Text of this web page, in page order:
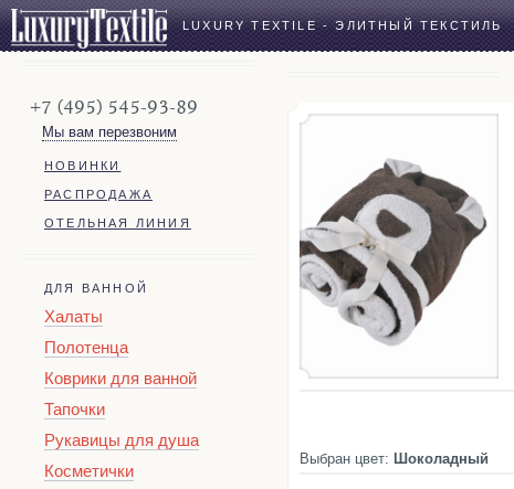
LUXURY TEXTILE - ЭЛИТНЫЙ ТЕКСТИЛЬ
+7 (495) 545-93-89
Мы вам перезвоним
НОВИНКИ
РАСПРОДАЖА
ОТЕЛЬНАЯ ЛИНИЯ
ДЛЯ ВАННОЙ
Халаты
Полотенца
Коврики для ванной
Тапочки
Рукавицы для душа
Косметички
Выбран цвет: Шоколадный